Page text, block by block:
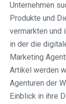
Unternehmen
Produkte und
vermarkten und
in der die
Marketing
Artikel werden
Agenturen der
Einblick in ihre